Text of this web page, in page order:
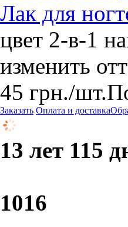
Лак для
цвет 2-в-1
изменить
45 грн./шт.
Заказать Оплата и доставка
13 лет 115
1016